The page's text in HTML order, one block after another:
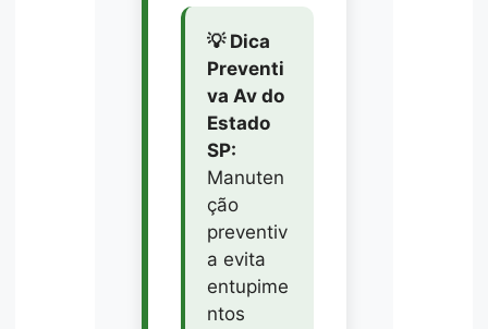
💡 Dica
Preventi
va Av do
Estado
SP:
Manuten
ção
preventiv
a evita
entupime
ntos